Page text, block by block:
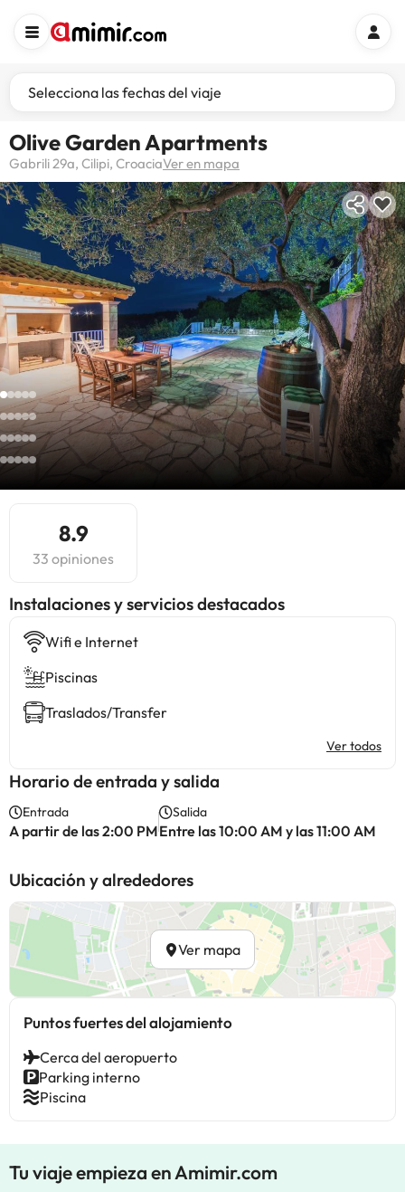
Selecciona las fechas del viaje
Olive Garden Apartments
Gabrili 29a, Cilipi, CroaciaVer en mapa
8.9
33 opiniones
Instalaciones y servicios destacados
Wifi e Internet
Piscinas
Traslados/Transfer
Ver todos
Horario de entrada y salida
Entrada
A partir de las 2:00 PM
Salida
Entre las 10:00 AM y las 11:00 AM
Ubicación y alrededores
Ver mapa
Puntos fuertes del alojamiento
Cerca del aeropuerto
Parking interno
Piscina
Tu viaje empieza en Amimir.com